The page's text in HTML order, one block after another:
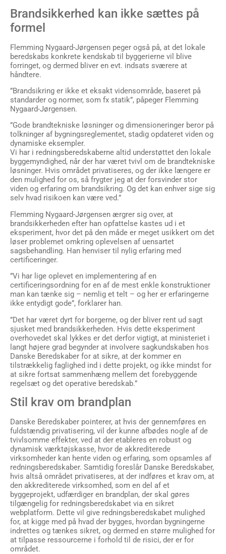
Brandsikkerhed kan ikke sættes på
formel
Flemming Nygaard-Jørgensen peger også på, at det lokale
beredskabs konkrete kendskab til byggerierne vil blive
forringet, og dermed bliver en evt. indsats sværere at
håndtere.
”Brandsikring er ikke et eksakt vidensområde, baseret på
standarder og normer, som fx statik”, påpeger Flemming
Nygaard-Jørgensen.
”Gode brandtekniske løsninger og dimensioneringer beror på
tolkninger af bygningsreglementet, stadig opdateret viden og
dynamiske eksempler.
Vi har i redningsberedskaberne altid understøttet den lokale
byggemyndighed, når der har været tvivl om de brandtekniske
løsninger. Hvis området privatiseres, og der ikke længere er
den mulighed for os, så frygter jeg at der forsvinder stor
viden og erfaring om brandsikring. Og det kan enhver sige sig
selv hvad risikoen kan være ved.”
Flemming Nygaard-Jørgensen ærgrer sig over, at
brandsikkerheden efter han opfattelse kastes ud i et
eksperiment, hvor det på den måde er meget usikkert om det
løser problemet omkring oplevelsen af uensartet
sagsbehandling. Han henviser til nylig erfaring med
certificeringer.
”Vi har lige oplevet en implementering af en
certificeringsordning for en af de mest enkle konstruktioner
man kan tænke sig – nemlig et telt – og her er erfaringerne
ikke entydigt gode”, forklarer han.
”Det har været dyrt for borgerne, og der bliver rent ud sagt
sjusket med brandsikkerheden. Hvis dette eksperiment
overhovedet skal lykkes er det derfor vigtigt, at ministeriet i
langt højere grad begynder at involvere sagkundskaben hos
Danske Beredskaber for at sikre, at der kommer en
tilstrækkelig faglighed ind i dette projekt, og ikke mindst for
at sikre fortsat sammenhæng mellem det forebyggende
regelsæt og det operative beredskab.”
Stil krav om brandplan
Danske Beredskaber pointerer, at hvis der gennemføres en
fuldstændig privatisering, vil der kunne afbødes nogle af de
tvivlsomme effekter, ved at der etableres en robust og
dynamisk værktøjskasse, hvor de akkrediterede
virksomheder kan hente viden og erfaring, som opsamles af
redningsberedskaber. Samtidig foreslår Danske Beredskaber,
hvis altså området privatiseres, at der indføres et krav om, at
den akkrediterede virksomhed, som en del af et
byggeprojekt, udfærdiger en brandplan, der skal gøres
tilgængelig for redningsberedskabet via en sikret
webplatform. Dette vil give redningsberedskabet mulighed
for, at kigge med på hvad der bygges, hvordan bygningerne
indrettes og tænkes sikret, og dermed en større mulighed for
at tilpasse ressourcerne i forhold til de risici, der er for
området.